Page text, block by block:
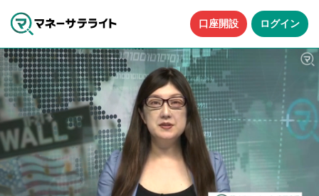
口座開設 ログイン